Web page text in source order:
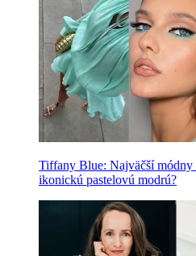
Tiffany Blue: Najväčší
ikonickú pastelovú modrú?